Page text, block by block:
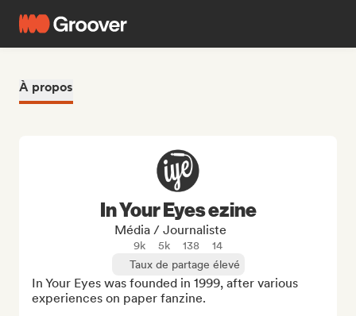
À propos
In Your Eyes ezine
Média / Journaliste
9k 5k 138
14
Taux de partage élevé
In Your Eyes was founded in 1999, after various
experiences on paper fanzine.